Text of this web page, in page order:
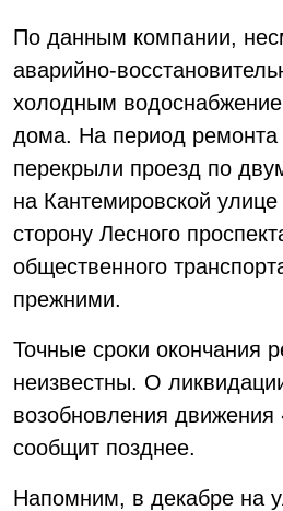
По данным компании,
аварийно-
холодным
дома. На период ремонта
перекрыли проезд по
на Кантемировской
сторону Лесного
общественного
прежними.
Точные сроки окончания
неизвестны. О
возобновления движения
сообщит позднее.
Напомним, в декабре на